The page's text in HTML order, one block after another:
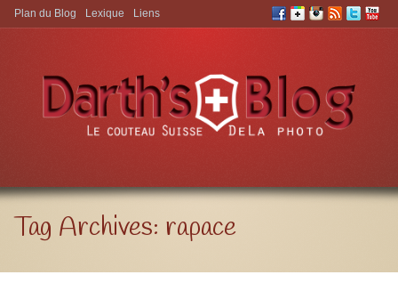
Aller à:
Plan du Blog Lexique Liens
Tag Archives: rapace